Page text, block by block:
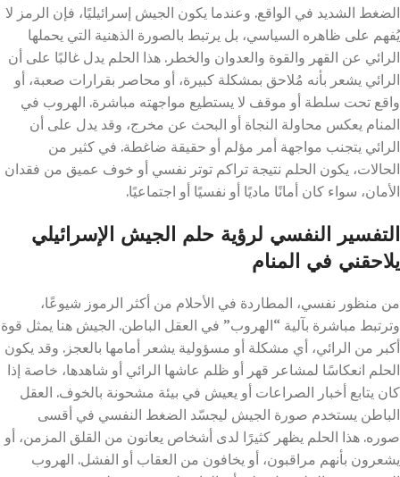
الضغط الشديد في الواقع. وعندما يكون الجيش إسرائيليًا، فإن الرمز لا
يُفهم على ظاهره السياسي، بل يرتبط بالصورة الذهنية التي يحملها
الرائي عن القهر والقوة والعدوان والخطر. هذا الحلم يدل غالبًا على أن
الرائي يشعر بأنه مُلاحق بمشكلة كبيرة، أو محاصر بقرارات صعبة، أو
واقع تحت سلطة أو موقف لا يستطيع مواجهته مباشرة. الهروب في
المنام يعكس محاولة النجاة أو البحث عن مخرج، وقد يدل على أن
الرائي يتجنب مواجهة أمر مؤلم أو حقيقة ضاغطة. في كثير من
الحالات، يكون الحلم نتيجة تراكم توتر نفسي أو خوف عميق من فقدان
الأمان، سواء كان أمانًا ماديًا أو نفسيًا أو اجتماعيًا.
التفسير النفسي لرؤية حلم الجيش الإسرائيلي
يلاحقني في المنام
من منظور نفسي، المطاردة في الأحلام من أكثر الرموز شيوعًا،
وترتبط مباشرة بآلية “الهروب” في العقل الباطن. الجيش هنا يمثل قوة
أكبر من الرائي، أي مشكلة أو مسؤولية يشعر أمامها بالعجز. وقد يكون
الحلم انعكاسًا لمشاعر قهر أو ظلم عاشها الرائي أو شاهدها، خاصة إذا
كان يتابع أخبار الصراعات أو يعيش في بيئة مشحونة بالخوف. العقل
الباطن يستخدم صورة الجيش ليجسّد الضغط النفسي في أقسى
صوره. هذا الحلم يظهر كثيرًا لدى أشخاص يعانون من القلق المزمن، أو
يشعرون بأنهم مراقبون، أو يخافون من العقاب أو الفشل. الهروب